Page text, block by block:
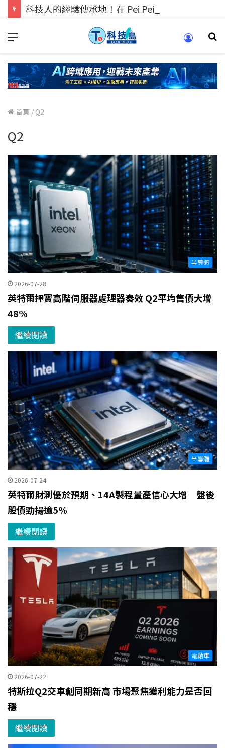
首頁 / Q2
Q2
半導體
2026-07-28
英特爾押寶高階伺服器處理器奏效 Q2平均售價大增
48%
繼續閱讀
半導體
2026-07-24
英特爾財測優於預期、14A製程量產信心大增 盤後
股價勁揚逾5%
繼續閱讀
電動車
2026-07-22
特斯拉Q2交車創同期新高 市場聚焦獲利能力是否回
穩
繼續閱讀